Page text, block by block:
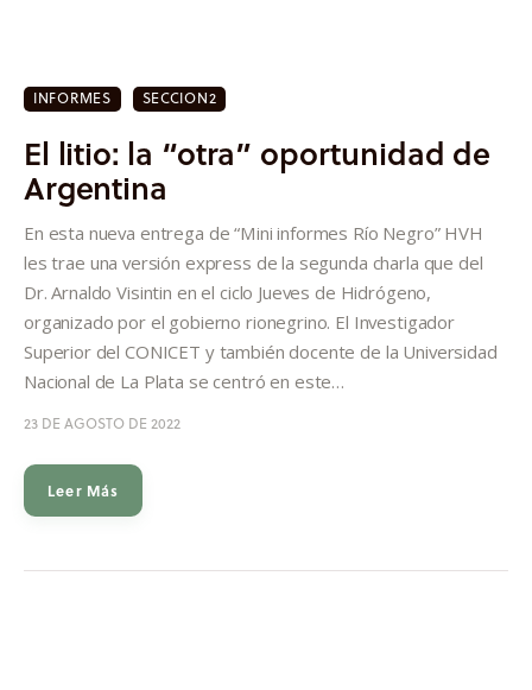
INFORMES SECCION2
El litio: la “otra” oportunidad de
Argentina
En esta nueva entrega de “Mini informes Río Negro” HVH
les trae una versión express de la segunda charla que del
Dr. Arnaldo Visintin en el ciclo Jueves de Hidrógeno,
organizado por el gobierno rionegrino. El Investigador
Superior del CONICET y también docente de la Universidad
Nacional de La Plata se centró en este…
23 DE AGOSTO DE 2022
Leer Más